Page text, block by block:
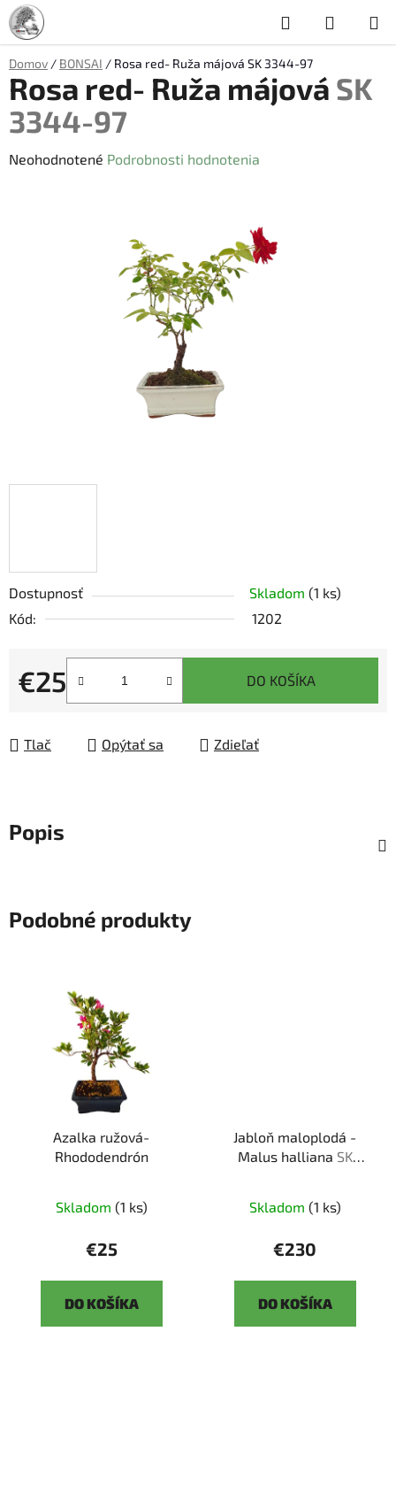
Prejsť
na
obsah
Hľadať
KOŠÍK
Domov / BONSAI / Rosa red- Ruža májová SK 3344-97
Dostupnosť Skladom (1 ks)
Kód:
1202
€25
Jednotková cena:
DO KOŠÍKA
Tlač Opýtať sa Zdieľať
Rosa red- Ruža májová SK
3344-97
Priemerné
Neohodnotené Podrobnosti hodnotenia
Popis
Podobné produkty
Azalka ružová-
Rhododendrón
Skladom (1 ks)
€25
DO KOŠÍKA
Jabloň maloplodá -
Malus halliana SK
Skladom (1 ks)
€230
DO KOŠÍKA